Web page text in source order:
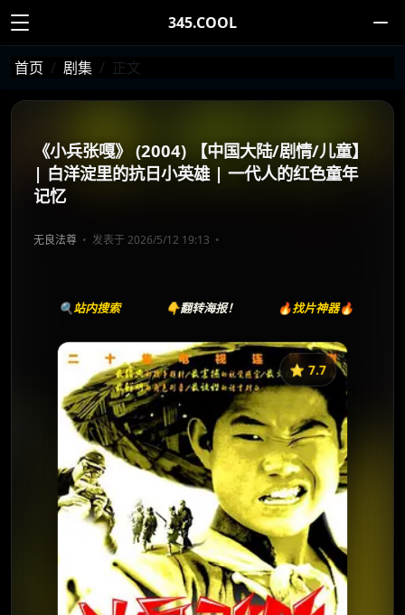
345.COOL
首页 剧集 正文
《小兵张嘎》 (2004) 【中国大陆/剧情/儿童】
| 白洋淀里的抗日小英雄 | 一代人的红色童年
记忆
无良法尊 发表于 2026/5/12 19:13
🔍站内搜索 👇翻转海报！ 🔥找片神器🔥
⭐️ 7.7
《小兵张嘎》
⭐
收藏
⭐️ 评分：7.7 | 🎬 2004年
✅ 已完结
夸克网盘